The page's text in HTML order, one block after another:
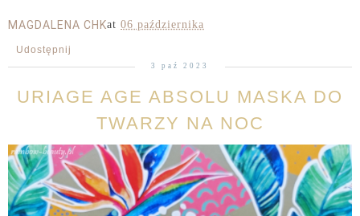
MAGDALENA CHKat 06 października
Udostępnij
3 paź 2023
URIAGE AGE ABSOLU MASKA DO
TWARZY NA NOC